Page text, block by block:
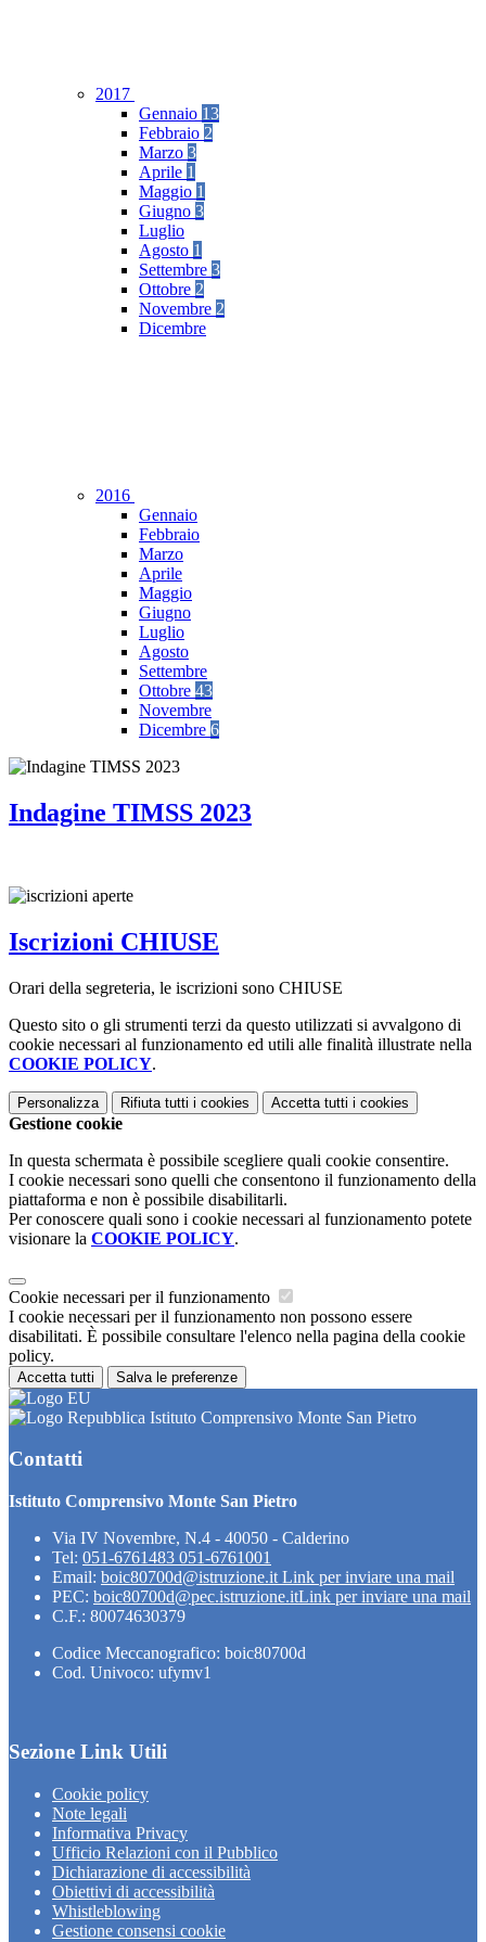
2017
Gennaio 13
Febbraio 2
Marzo 3
Aprile 1
Maggio 1
Giugno 3
Luglio
Agosto 1
Settembre 3
Ottobre 2
Novembre 2
Dicembre
2016
Gennaio
Febbraio
Marzo
Aprile
Maggio
Giugno
Luglio
Agosto
Settembre
Ottobre 43
Novembre
Dicembre 6
Indagine TIMSS 2023
Iscrizioni CHIUSE
Orari della segreteria, le iscrizioni sono CHIUSE
Questo sito o gli strumenti terzi da questo utilizzati si avvalgono di
cookie necessari al funzionamento ed utili alle finalità illustrate nella
COOKIE POLICY.
Personalizza Rifiuta tutti i cookies Accetta tutti i cookies
Gestione cookie
In questa schermata è possibile scegliere quali cookie consentire.
I cookie necessari sono quelli che consentono il funzionamento della
piattaforma e non è possibile disabilitarli.
Per conoscere quali sono i cookie necessari al funzionamento potete
visionare la COOKIE POLICY.
Cookie necessari per il funzionamento
I cookie necessari per il funzionamento non possono essere
disabilitati. È possibile consultare l'elenco nella pagina della cookie
policy.
Accetta tutti Salva le preferenze
Istituto Comprensivo Monte San Pietro
Contatti
Istituto Comprensivo Monte San Pietro
Via IV Novembre, N.4 - 40050 - Calderino
Tel: 051-6761483 051-6761001
Email: boic80700d@istruzione.it Link per inviare una mail
PEC: boic80700d@pec.istruzione.itLink per inviare una mail
C.F.: 80074630379
Codice Meccanografico: boic80700d
Cod. Univoco: ufymv1
Sezione Link Utili
Cookie policy
Note legali
Informativa Privacy
Ufficio Relazioni con il Pubblico
Dichiarazione di accessibilità
Obiettivi di accessibilità
Whistleblowing
Gestione consensi cookie